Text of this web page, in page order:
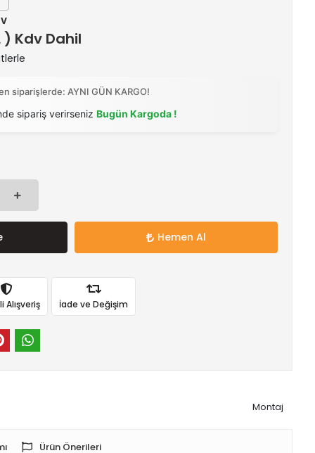
) Kdv Dahil
siparişlerde: AYNI GÜN KARGO!
sipariş verirseniz Bugün Kargoda !
Hemen Al
Alışveriş İade ve Değişim
Montaj
Ürün Önerileri